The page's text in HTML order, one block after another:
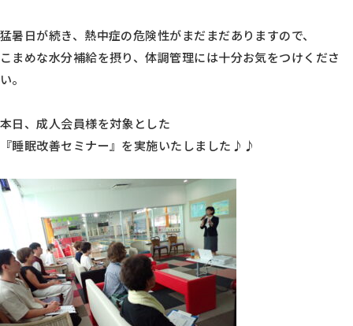
猛暑日が続き、熱中症の危険性がまだまだありますので、
こまめな水分補給を摂り、体調管理には十分お気をつけくださ
い。
本日、成人会員様を対象とした
『睡眠改善セミナー』を実施いたしました♪♪